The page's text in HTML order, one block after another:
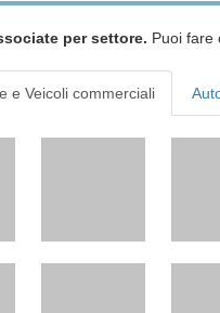
per settore. Puoi fare
e Veicoli commerciali